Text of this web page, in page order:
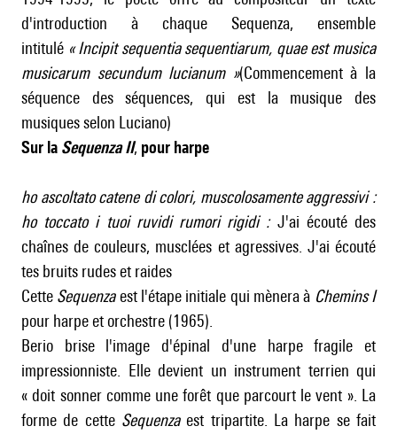
d'introduction à chaque Sequenza, ensemble
intitulé « Incipit sequentia sequentiarum, quae est musica
musicarum secundum lucianum »(Commencement à la
séquence des séquences, qui est la musique des
musiques selon Luciano)
Sur la Sequenza II, pour harpe
ho ascoltato catene di colori, muscolosamente aggressivi :
ho toccato i tuoi ruvidi rumori rigidi : J'ai écouté des
chaînes de couleurs, musclées et agressives. J'ai écouté
tes bruits rudes et raides
Cette Sequenzaest l'étape initiale qui mènera à Chemins I
pour harpe et orchestre (1965).
Berio brise l'image d'épinal d'une harpe fragile et
impressionniste. Elle devient un instrument terrien qui
« doit sonner comme une forêt que parcourt le vent ». La
forme de cette Sequenzaest tripartite. La harpe se fait